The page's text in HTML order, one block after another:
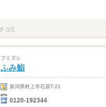
フミズシ
ふみ鮨
新潟県村上市石原7-21
0120-192344